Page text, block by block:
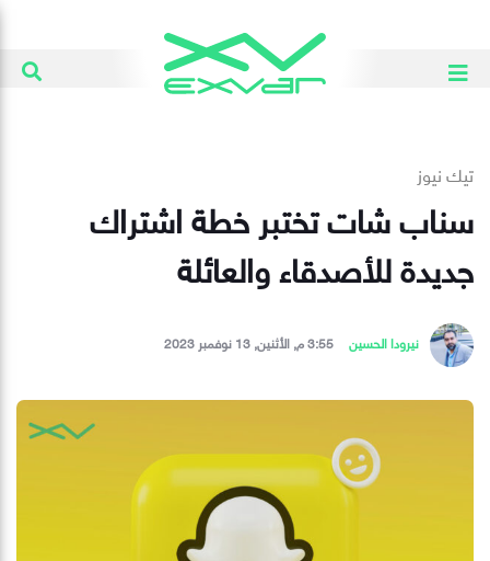
تيك نيوز
سناب شات تختبر خطة اشتراك
جديدة للأصدقاء والعائلة
نيرودا الحسين 3:55 م, الأثنين, 13 نوفمبر 2023